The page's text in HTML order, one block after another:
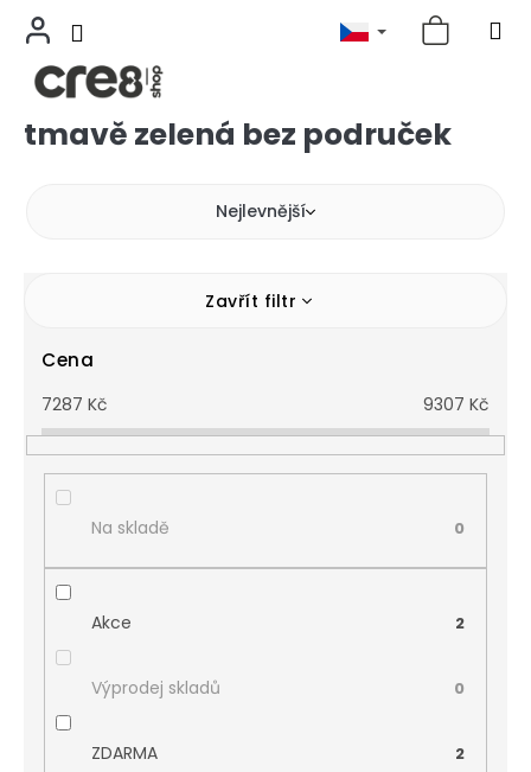
Přejíttmavě zelená bez područek
Nejlevnější
Zavřít filtr
Cena
7287 Kč 9307 Kč
Na skladě 0
Akce 2
Výprodej skladů 0
ZDARMA 2